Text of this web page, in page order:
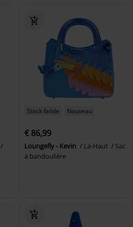
Stock faible Nouveau
€ 86,99
Loungefly - Kevin Là-Haut
Sac
à bandoulière